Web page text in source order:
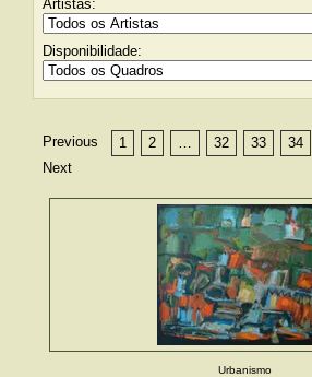
Artistas:
Disponibilidade:
Previous 1 2 … 32 33 34
Next
Urbanismo